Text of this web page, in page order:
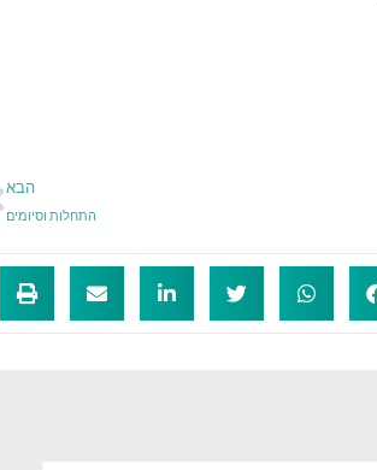
הבא
התחלות וסיומים